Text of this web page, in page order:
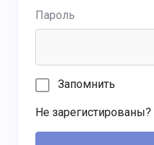
Пароль
Запомнить
Не зарегистированы?